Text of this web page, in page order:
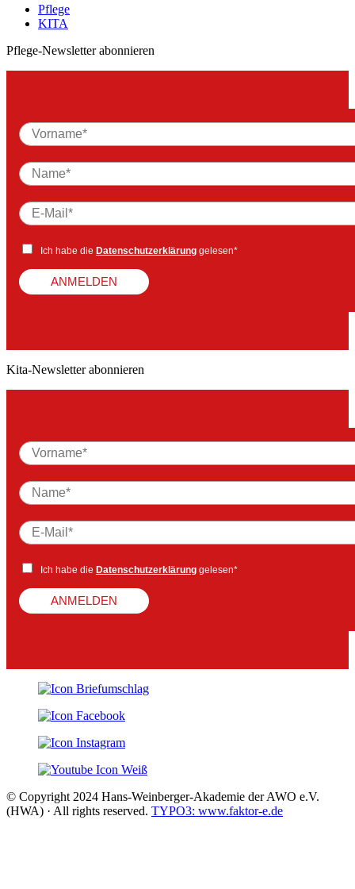
Pflege
KITA
Pflege-Newsletter abonnieren
Ich habe die Datenschutzerklärung gelesen*
ANMELDEN
Kita-Newsletter abonnieren
Ich habe die Datenschutzerklärung gelesen*
ANMELDEN
© Copyright 2024 Hans-Weinberger-Akademie der AWO e.V.
(HWA) · All rights reserved. TYPO3: www.faktor-e.de